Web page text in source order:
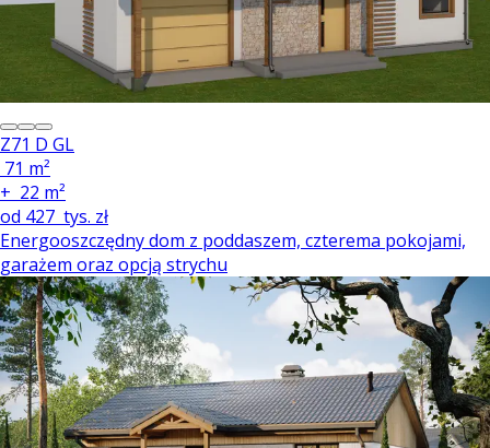
Z71 D GL
71 m²
+ 22 m²
od 427 tys. zł
Energooszczędny dom z poddaszem, czterema pokojami,
garażem oraz opcją strychu